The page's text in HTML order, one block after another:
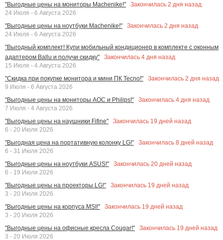
"Выгодные цены на мониторы Machenike!" Закончилась 2 дня назад
24 Июля - 6 Августа 2026
"Выгодные цены на ноутбуки Machenike!"
Закончилась 2 дня назад
24 Июля - 6 Августа 2026
"Выгодный комплект! Купи мобильный кондиционер в комплекте с оконным
адаптером Ballu и получи скидку"
Закончилась 4 дня назад
15 Июля - 4 Августа 2026
"Скидка при покупке монитора и мини ПК Tecno!"
Закончилась 2 дня назад
9 Июля - 6 Августа 2026
"Выгодные цены на мониторы AOC и Philips!"
Закончилась 4 дня назад
7 Июля - 4 Августа 2026
"Выгодные цены на наушники Fifine"
Закончилась 19 дней назад
6 - 20 Июля 2026
"Выгодная цена на портативную колонку LG!"
Закончилась 8 дней назад
6 - 31 Июля 2026
"Выгодные цены на ноутбуки ASUS!"
Закончилась 20 дней назад
6 - 19 Июля 2026
"Выгодные цены на проекторы LG!"
Закончилась 19 дней назад
3 - 20 Июля 2026
"Выгодные цены на корпуса MSI!"
Закончилась 19 дней назад
3 - 20 Июля 2026
"Выгодные цены на офисные кресла Cougar!"
Закончилась 19 дней назад
3 - 20 Июля 2026